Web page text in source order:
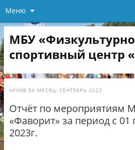
Меню
МБУ
спортивный центр
АРХИВ ЗА МЕСЯЦ: СЕНТЯБРЬ 2023
Отчёт по мероприятиям
«Фаворит» за период с 01
2023г.